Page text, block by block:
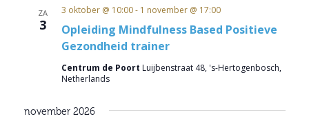
ZA
3
Opleiding Mindfulness Based Positieve
Gezondheid trainer
3 oktober @ 10:00- 1 november @ 17:00
Centrum de Poort Luijbenstraat 48, 's-Hertogenbosch,
Netherlands
november 2026